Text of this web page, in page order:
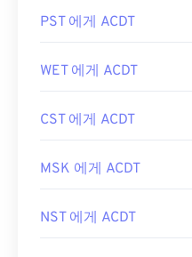
PST 에게 ACDT
WET 에게 ACDT
CST 에게 ACDT
MSK 에게 ACDT
NST 에게 ACDT